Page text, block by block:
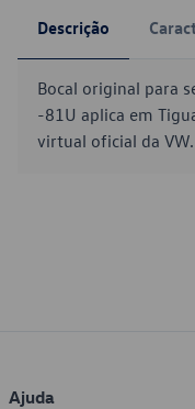
Descrição
Bocal original para
-81U aplica em
virtual oficial da VW.
Ajuda